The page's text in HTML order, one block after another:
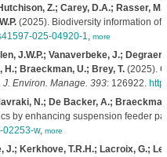
Z.; Carey, D.A.; Rasser,
(2025). Biodiversity information of
025-04920-1, more
J.W.P.; Vanaverbeke, J.;
H.; Braeckman, U.; Brey, T.(2025).
J. Environ. Manage. 393: 126922.
N.; De Backer, A.;
by enhancing suspension feeder
02253-w, more
J.; Kerkhove, T.R.H.; Lacroix, G.;